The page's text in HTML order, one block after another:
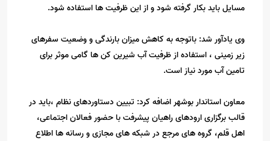
مسایل باید بکار گرفته شود و از این ظرفیت ها استفاده شود.
وی یادآور شد: باتوجه به کاهش میزان بارندگی و وضعیت سفرهای
زیر زمینی ، استفاده از ظرفیت آب شیرین کن ها گامی موثر برای
تامین آب مورد نیاز است.
معاون استاندار بوشهر اضافه کرد: تبیین دستاوردهای نظام ،باید در
قالب برگزاری ارودهای راهیان پیشرفت با حضور فعالان اجتماعی،
اهل قلم، گروه های مرجع در شبکه های مجازی و رسانه ها اطلاع